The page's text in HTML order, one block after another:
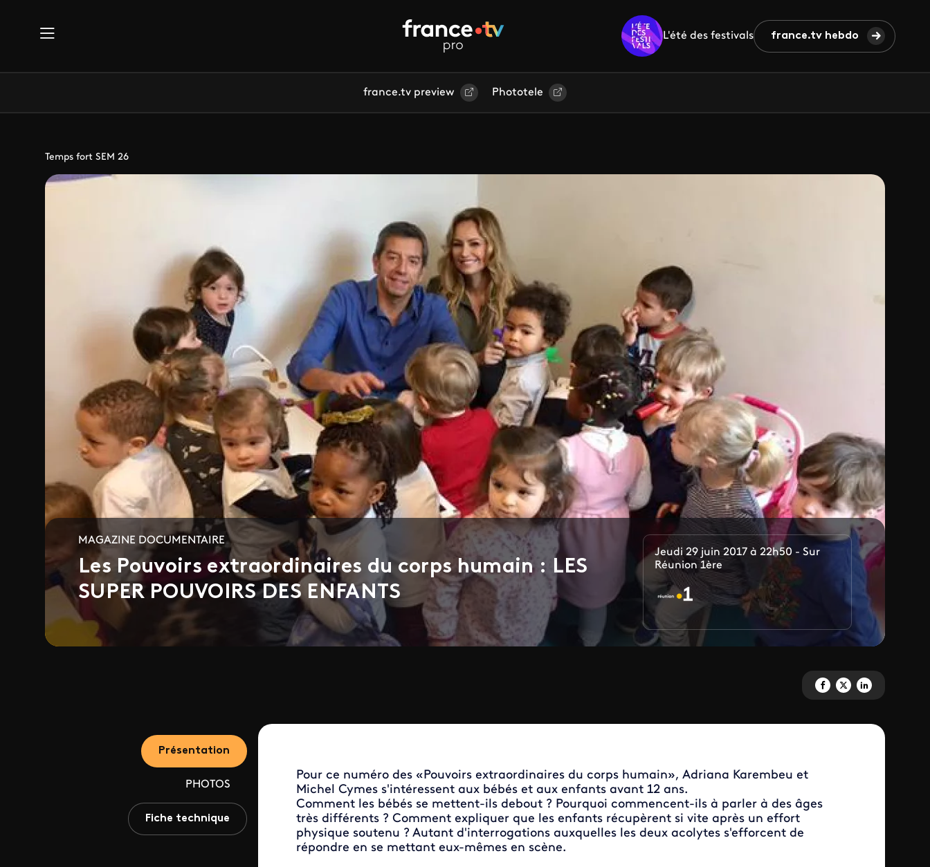
L'été des festivals france.tv hebdo
france.tv preview Phototele
Temps fort SEM 26
MAGAZINE DOCUMENTAIRE
Les Pouvoirs extraordinaires du corps humain : LES
SUPER POUVOIRS DES ENFANTS
Jeudi 29 juin 2017 à 22h50 - Sur
Réunion 1ère
Partagez 'Les Pouvoirs
Partagez 'Les Pouvoirs
Partagez 'Les
Présentation
PHOTOS
Fiche technique
Pour ce numéro des «Pouvoirs extraordinaires du corps humain», Adriana Karembeu et
Michel Cymes s'intéressent aux bébés et aux enfants avant 12 ans.
Comment les bébés se mettent-ils debout ? Pourquoi commencent-ils à parler à des âges
très différents ? Comment expliquer que les enfants récupèrent si vite après un effort
physique soutenu ? Autant d'interrogations auxquelles les deux acolytes s'efforcent de
répondre en se mettant eux-mêmes en scène.